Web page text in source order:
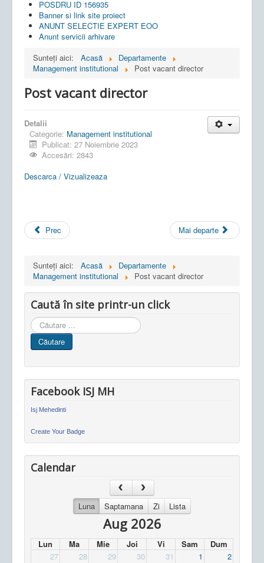
POSDRU ID 156935
Banner si link site proiect
ANUNT SELECTIE EXPERT EOO
Anunt servicii arhivare
Sunteți aici:
Acasă
Departamente
Management institutional
Post vacant director
Post vacant director
Detalii
Categorie: Management institutional
Publicat: 27 Noiembrie 2023
Accesări: 2843
Descarca / Vizualizeaza
Prec Mai departe
Sunteți aici: Acasă
Departamente
Management institutional
Post vacant director
Caută în site printr-un click
Cauta
in
site
Căutare
Facebook ISJ MH
Isj Mehedinti
Create Your Badge
Calendar
Luna Saptamana Zi Lista
Aug 2026
Lun Ma Mie Joi Vi Sam
Dum
27
28 29 30 31 1 2